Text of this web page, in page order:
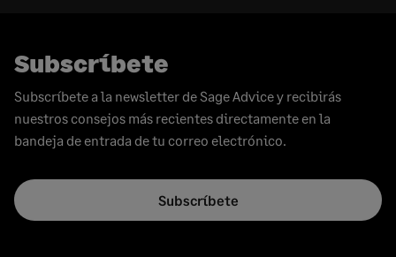
Subscríbete
Subscríbete a la newsletter de Sage Advice y recibirás
nuestros consejos más recientes directamente en la
bandeja de entrada de tu correo electrónico.
Subscríbete